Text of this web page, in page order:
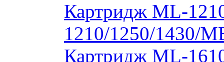
Картридж ML-
1210/1250/1430/
Картридж ML-